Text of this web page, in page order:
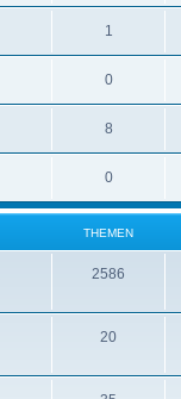
1
0
8
0
THEMEN
2586
20